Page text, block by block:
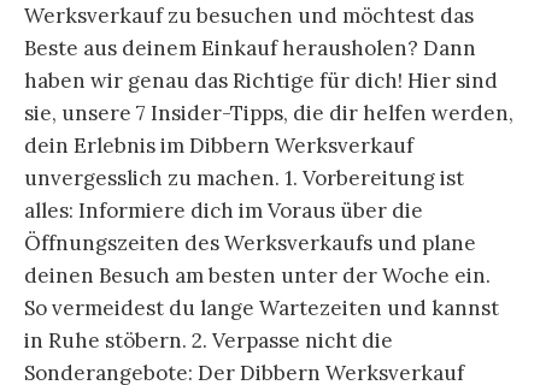
Werksverkauf zu besuchen und möchtest das
Beste aus deinem Einkauf herausholen? Dann
haben wir genau das Richtige für dich! Hier sind
sie, unsere 7 Insider-Tipps, die dir helfen werden,
dein Erlebnis im Dibbern Werksverkauf
unvergesslich zu machen. 1. Vorbereitung ist
alles: Informiere dich im Voraus über die
Öffnungszeiten des Werksverkaufs und plane
deinen Besuch am besten unter der Woche ein.
So vermeidest du lange Wartezeiten und kannst
in Ruhe stöbern. 2. Verpasse nicht die
Sonderangebote: Der Dibbern Werksverkauf